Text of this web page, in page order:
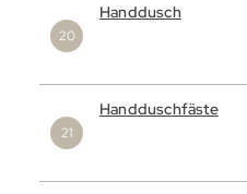
Handdusch
Handduschfäste